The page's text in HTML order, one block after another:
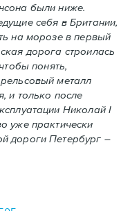
были ниже.
себя в Британии,
на морозе в первый
дорога строилась
понять,
металл
и только после
Николай I
уже практически
дороги Петербург –